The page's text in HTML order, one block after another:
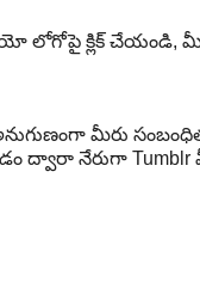
లోగోపై క్లిక్ చేయండి,
మీరు
ద్వారా నేరుగా